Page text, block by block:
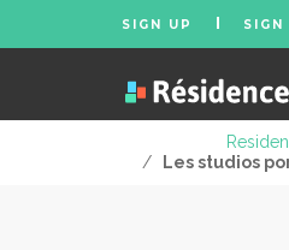
SIGN UP SIGN
/
Les studios